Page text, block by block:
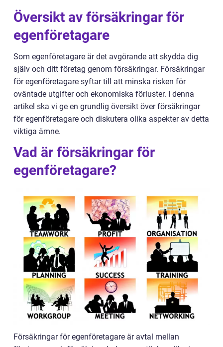
Översikt av försäkringar för
egenföretagare
Som egenföretagare är det avgörande att skydda dig
själv och ditt företag genom försäkringar. Försäkringar
för egenföretagare syftar till att minska risken för
oväntade utgifter och ekonomiska förluster. I denna
artikel ska vi ge en grundlig översikt över försäkringar
för egenföretagare och diskutera olika aspekter av detta
viktiga ämne.
Vad är försäkringar för
egenföretagare?
Försäkringar för egenföretagare är avtal mellan